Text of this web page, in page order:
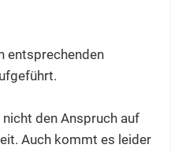
entsprechenden
den Anspruch auf
Auch kommt es leider